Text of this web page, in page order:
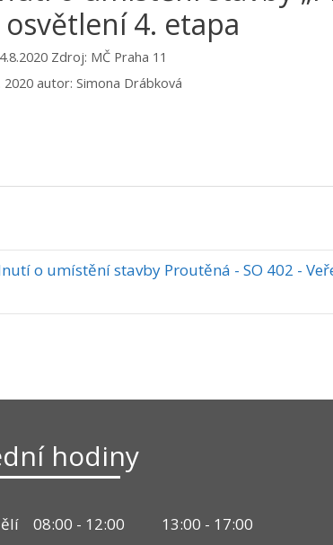
4. etapa
Zdroj: MČ Praha 11
2020 autor: Simona Drábková
o umístění stavby Proutěná - SO 402 -
hodiny
08:00 - 12:00 13:00 - 17:00